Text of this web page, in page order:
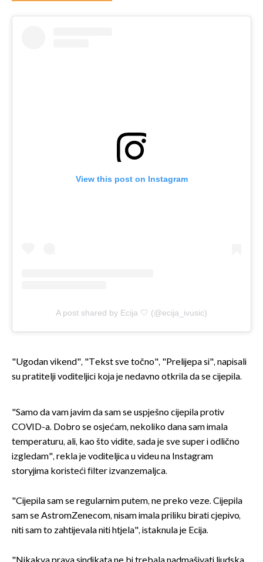
View this post on Instagram
A post shared by Ecija 🤍 (@ecija_ivusic)
"Ugodan vikend", "Tekst sve točno", "Prelijepa si", napisali
su pratitelji voditeljici koja je nedavno otkrila da se cijepila.
"Samo da vam javim da sam se uspješno cijepila protiv
COVID-a. Dobro se osjećam, nekoliko dana sam imala
temperaturu, ali, kao što vidite, sada je sve super i odlično
izgledam", rekla je voditeljica u videu na Instagram
storyjima koristeći filter izvanzemaljca.
"Cijepila sam se regularnim putem, ne preko veze. Cijepila
sam se AstromZenecom, nisam imala priliku birati cjepivo,
niti sam to zahtijevala niti htjela", istaknula je Ecija.